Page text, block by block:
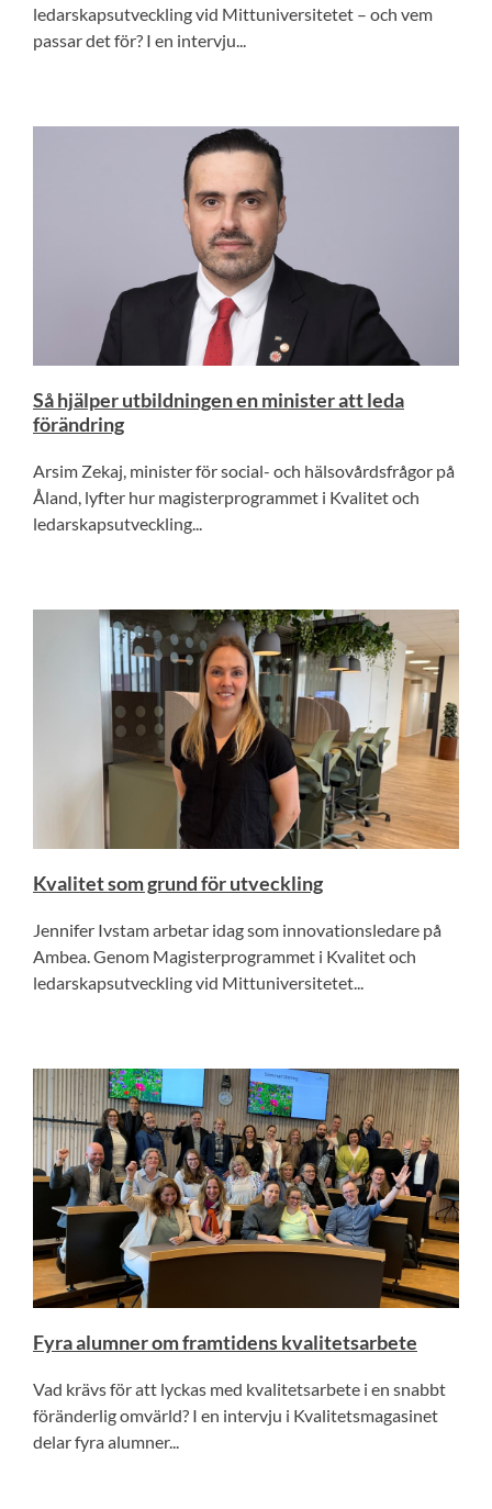
ledarskapsutveckling vid Mittuniversitetet – och vem
passar det för? I en intervju...
Så hjälper utbildningen en minister att leda
förändring
Arsim Zekaj, minister för social- och hälsovårdsfrågor på
Åland, lyfter hur magisterprogrammet i Kvalitet och
ledarskapsutveckling...
Kvalitet som grund för utveckling
Jennifer Ivstam arbetar idag som innovationsledare på
Ambea. Genom Magisterprogrammet i Kvalitet och
ledarskapsutveckling vid Mittuniversitetet...
Fyra alumner om framtidens kvalitetsarbete
Vad krävs för att lyckas med kvalitetsarbete i en snabbt
föränderlig omvärld? I en intervju i Kvalitetsmagasinet
delar fyra alumner...